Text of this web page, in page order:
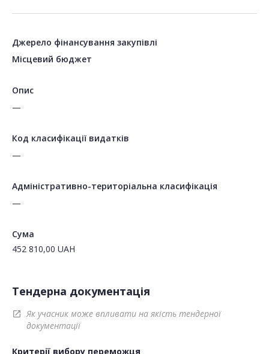
Джерело фінансування закупівлі
Місцевий бюджет
Опис
—
Код класифікації видатків
—
Адміністративно-територіальна класифікація
—
Сума
452 810,00 UAH
Тендерна документація
open_in_new
Як учасник може впливати на якість тендерної
документації
Критерії вибору переможця